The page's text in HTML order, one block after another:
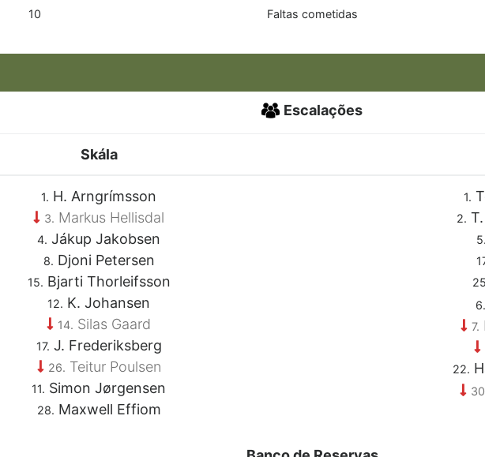
10 Faltas cometidas
Escalações
Skála
1. H. Arngrímsson
3. Markus Hellisdal
4. Jákup Jakobsen
8. Djoni Petersen
15. Bjarti Thorleifsson
12. K. Johansen
14. Silas Gaard
17. J. Frederiksberg
26. Teitur Poulsen
11. Simon Jørgensen
28. Maxwell Effiom
1.
2.
6.
7.
22.